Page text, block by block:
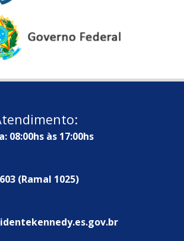
08:00hs às 17:00hs
(Ramal 1025)